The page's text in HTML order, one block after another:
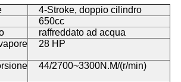
4-Stroke, doppio cilindro
650cc
raffreddato ad acqua
28 HP
44/2700~3300N.M/(r/min)